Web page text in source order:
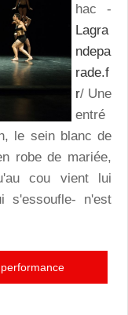
hac -
Lagra
ndepa
rade.f
r/ Une
entré
le sein blanc de
robe de mariée,
cou vient lui
s'essoufle- n'est